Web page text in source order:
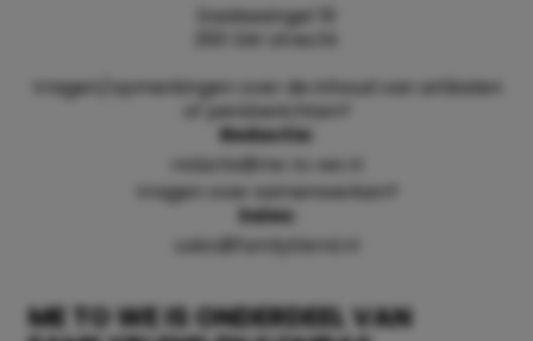
ME TO WE IS ONDERDEEL VAN
Daalsesingel 51
3511 SW Utrecht
Vragen/opmerkingen over de inhoud van artikelen
of persberichten?
Redactie:
redactie@me-to-we.nl
Vragen over samenwerken?
Sales:
sales@familyblend.nl